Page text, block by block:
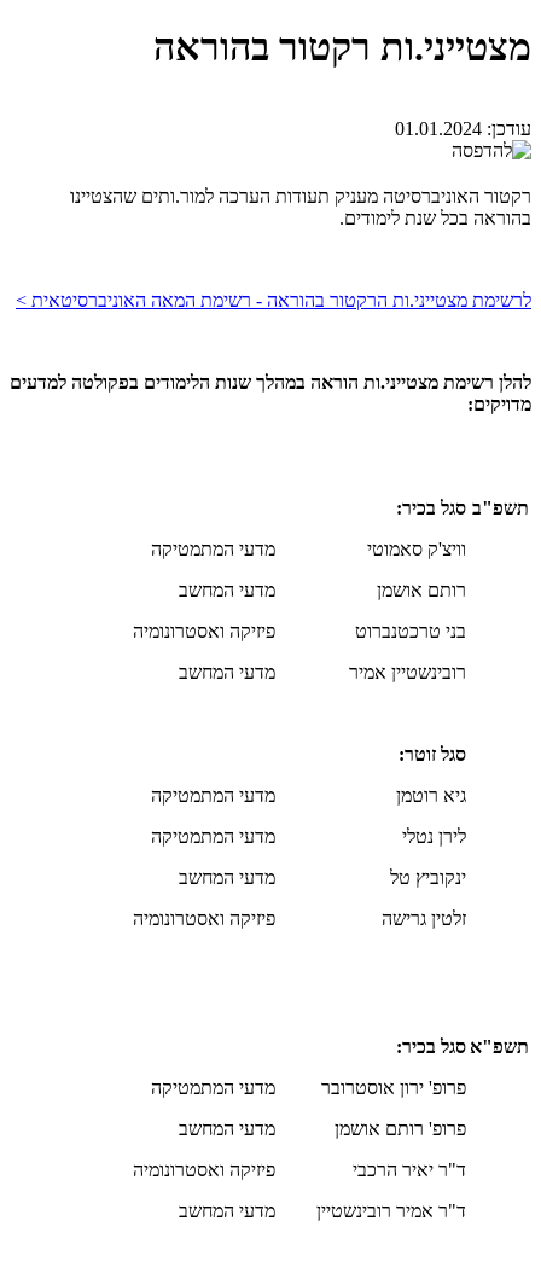
מצטייני.ות רקטור בהוראה
עודכן: 01.01.2024
רקטור האוניברסיטה מעניק תעודות הערכה למור.ותים שהצטיינו
בהוראה בכל שנת לימודים.
לרשימת מצטייני.ות הרקטור בהוראה - רשימת המאה האוניברסיטאית >
להלן רשימת מצטייני.ות הוראה במהלך שנות הלימודים בפקולטה למדעים
מדויקים:
תשפ"ב סגל בכיר:
וויצ'ק סאמוטי
רותם אושמן
בני טרכטנברוט
רובינשטיין אמיר
סגל זוטר:
גיא רוטמן
לירן נטלי
ינקוביץ טל
זלטין גרישה
מדעי המתמטיקה
מדעי המחשב
פיזיקה ואסטרונומיה
מדעי המחשב
מדעי המתמטיקה
מדעי המתמטיקה
מדעי המחשב
פיזיקה ואסטרונומיה
תשפ"א סגל בכיר:
פרופ' ירון אוסטרובר
פרופ' רותם אושמן
ד"ר יאיר הרכבי
ד"ר אמיר רובינשטיין
מדעי המתמטיקה
מדעי המחשב
פיזיקה ואסטרונומיה
מדעי המחשב